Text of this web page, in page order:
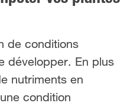
de conditions
développer. En plus
nutriments en
condition